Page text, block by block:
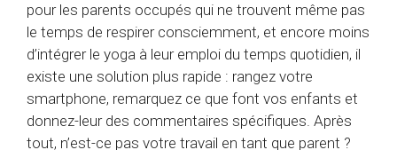
pour les parents occupés qui ne trouvent même pas
le temps de respirer consciemment, et encore moins
d’intégrer le yoga à leur emploi du temps quotidien, il
existe une solution plus rapide : rangez votre
smartphone, remarquez ce que font vos enfants et
donnez-leur des commentaires spécifiques. Après
tout, n’est-ce pas votre travail en tant que parent ?